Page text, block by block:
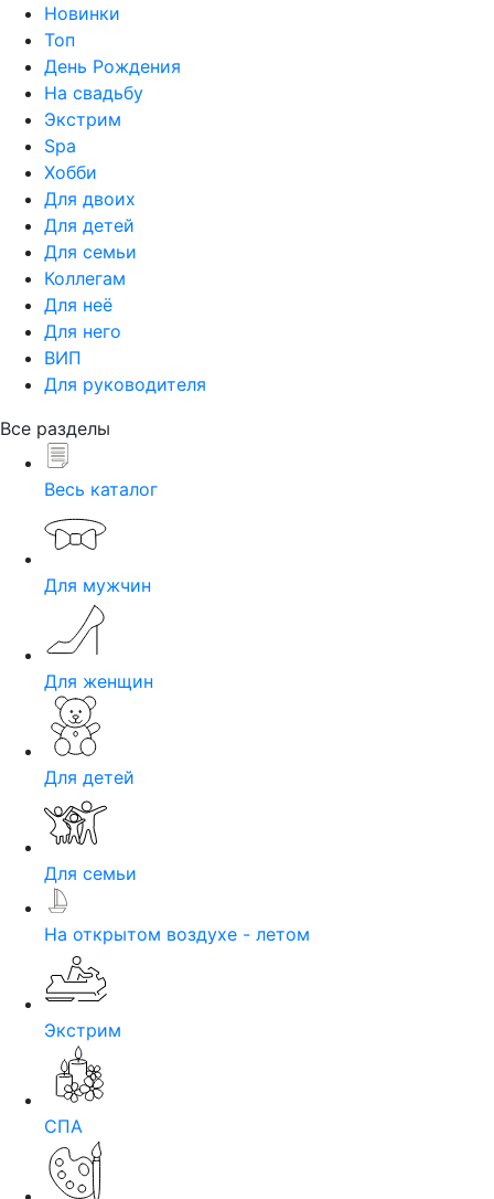
Новинки
Топ
День Рождения
На свадьбу
Экстрим
Spa
Хобби
Для двоих
Для детей
Для семьи
Коллегам
Для неё
Для него
ВИП
Для руководителя
Все разделы
Весь каталог
Для мужчин
Для женщин
Для детей
Для семьи
На открытом воздухе - летом
Экстрим
СПА